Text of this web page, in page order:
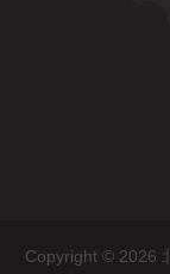
Copyright © 2026